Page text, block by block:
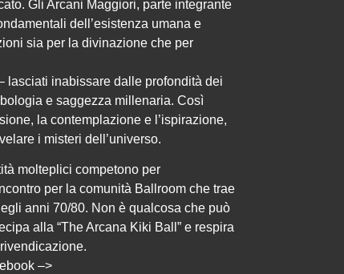
Gli Arcani Maggiori, parte integrante
dell’esistenza umana e
sia per la divinazione che per
lasciati inabissare dalle profondità dei
e saggezza millenaria. Così
la contemplazione e l’ispirazione,
i misteri dell’universo.
molteplici competono per
per la comunità Ballroom che trae
anni 70/80. Non è qualcosa che può
alla “The Arcana Kiki Ball” e respira
–>